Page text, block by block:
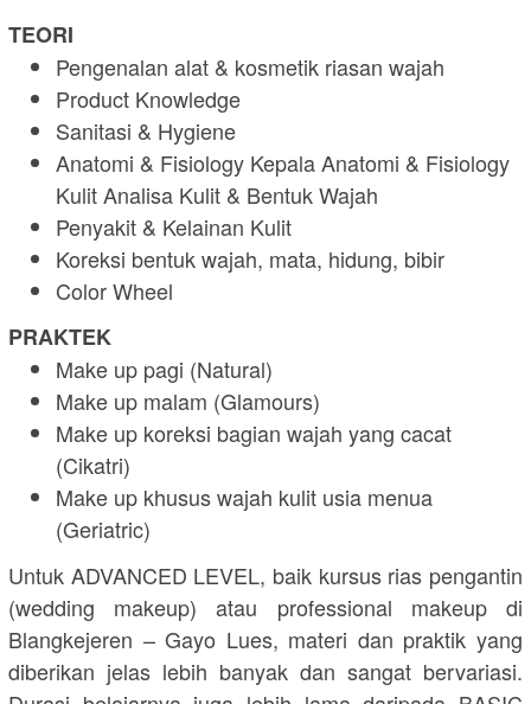
TEORI
Pengenalan alat & kosmetik riasan wajah
Product Knowledge
Sanitasi & Hygiene
Anatomi & Fisiology Kepala Anatomi & Fisiology
Kulit Analisa Kulit & Bentuk Wajah
Penyakit & Kelainan Kulit
Koreksi bentuk wajah, mata, hidung, bibir
Color Wheel
PRAKTEK
Make up pagi (Natural)
Make up malam (Glamours)
Make up koreksi bagian wajah yang cacat
(Cikatri)
Make up khusus wajah kulit usia menua
(Geriatric)
Untuk ADVANCED LEVEL, baik kursus rias pengantin
(wedding makeup) atau professional makeup di
Blangkejeren – Gayo Lues, materi dan praktik yang
diberikan jelas lebih banyak dan sangat bervariasi.